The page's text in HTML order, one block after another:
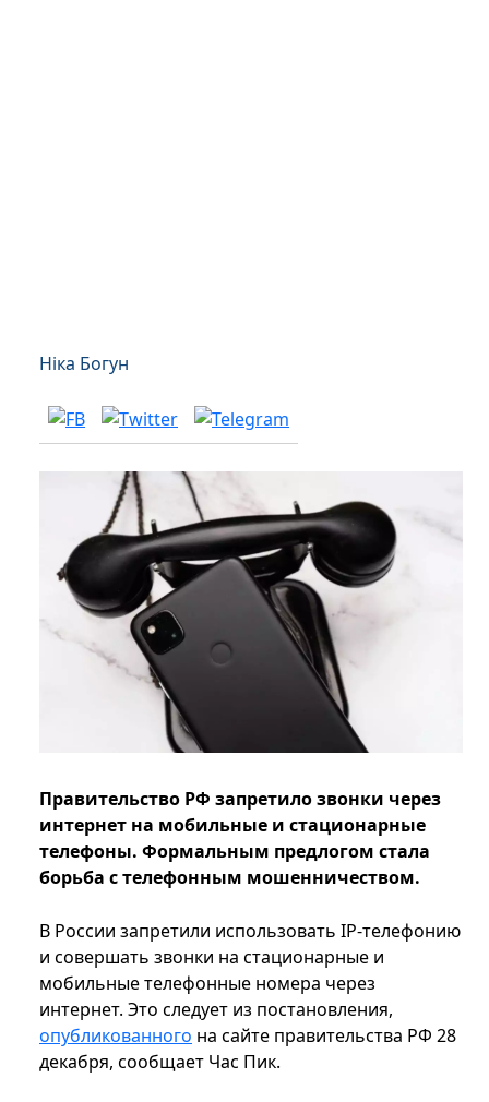
Ніка Богун
Правительство РФ запретило звонки через
интернет на мобильные и стационарные
телефоны. Формальным предлогом стала
борьба с телефонным мошенничеством.
В России запретили использовать IP-телефонию
и совершать звонки на стационарные и
мобильные телефонные номера через
интернет. Это следует из постановления,
опубликованного на сайте правительства РФ 28
декабря, сообщает Час Пик.